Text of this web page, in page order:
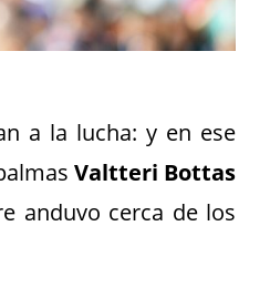
a la lucha: y en ese
Valtteri Bottas
anduvo cerca de los